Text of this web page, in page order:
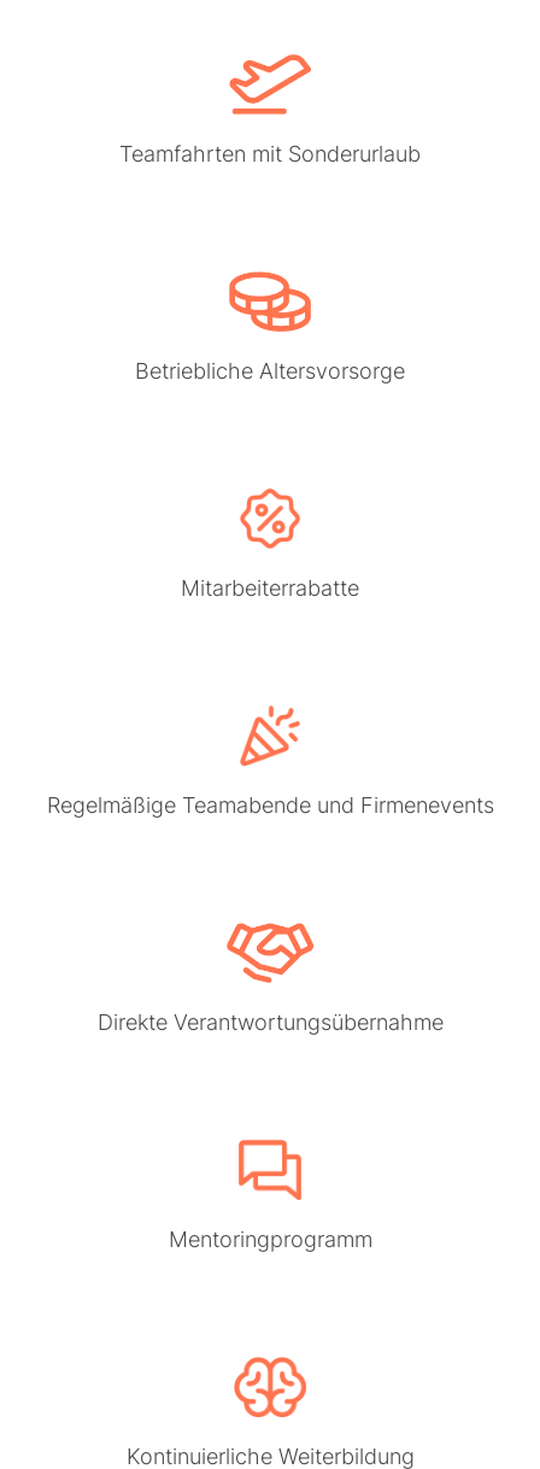
Teamfahrten mit Sonderurlaub
Betriebliche Altersvorsorge
Mitarbeiterrabatte
Regelmäßige Teamabende und Firmenevents
Direkte Verantwortungsübernahme
Mentoringprogramm
Kontinuierliche Weiterbildung